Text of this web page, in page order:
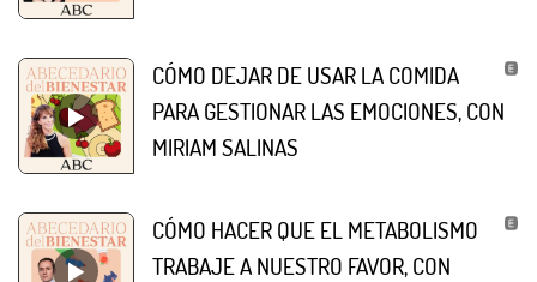
CÓMO DEJAR DE USAR LA COMIDA
PARA GESTIONAR LAS EMOCIONES, CON
MIRIAM SALINAS
CÓMO HACER QUE EL METABOLISMO
TRABAJE A NUESTRO FAVOR, CON